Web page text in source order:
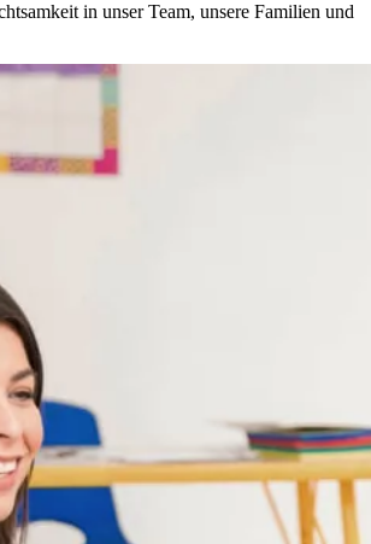
in unser Team, unsere Familien und